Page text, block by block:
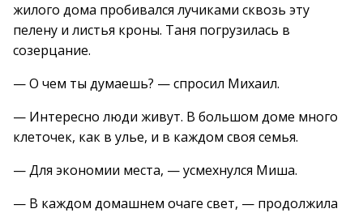
жилого дома пробивался лучиками сквозь эту
пелену и листья кроны. Таня погрузилась в
созерцание.
— О чем ты думаешь? — спросил Михаил.
— Интересно люди живут. В большом доме много
клеточек, как в улье, и в каждом своя семья.
— Для экономии места, — усмехнулся Миша.
— В каждом домашнем очаге свет, — продолжила